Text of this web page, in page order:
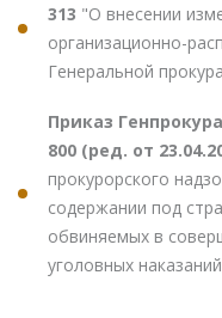
313 "О внесении
организационно-
Генеральной
Приказ
800 (ред. от
прокурорского
содержании под
обвиняемых в
уголовных